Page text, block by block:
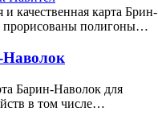
и качественная карта Брин-
прорисованы полигоны…
Наволок
Барин-Наволок для
в том числе…